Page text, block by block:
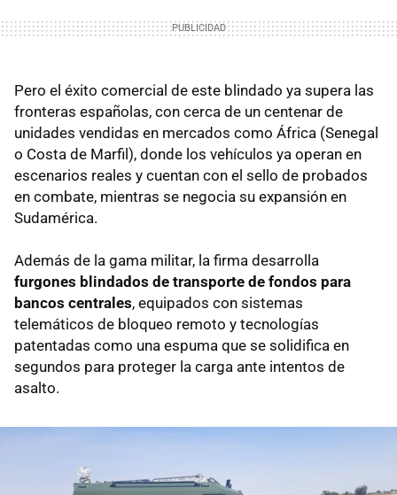
Pero el éxito comercial de este blindado ya supera las
fronteras españolas, con cerca de un centenar de
unidades vendidas en mercados como África (Senegal
o Costa de Marfil), donde los vehículos ya operan en
escenarios reales y cuentan con el sello de probados
en combate, mientras se negocia su expansión en
Sudamérica.
Además de la gama militar, la firma desarrolla
furgones blindados de transporte de fondos para
bancos centrales, equipados con sistemas
telemáticos de bloqueo remoto y tecnologías
patentadas como una espuma que se solidifica en
segundos para proteger la carga ante intentos de
asalto.